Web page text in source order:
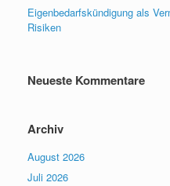
Eigenbedarfskündigung als
Risiken
Neueste Kommentare
Archiv
August 2026
Juli 2026